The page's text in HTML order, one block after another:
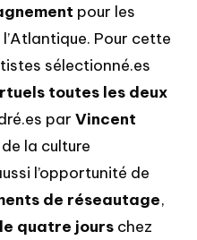
pour les
Pour cette
sélectionné.es
toutes les deux
par Vincent
la culture
l’opportunité de
de réseautage,
quatre jours chez